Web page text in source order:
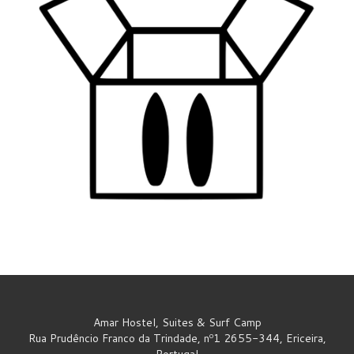
Amar Hostel, Suites & Surf Camp
Rua Prudêncio Franco da Trindade, nº1 2655-344, Ericeira,